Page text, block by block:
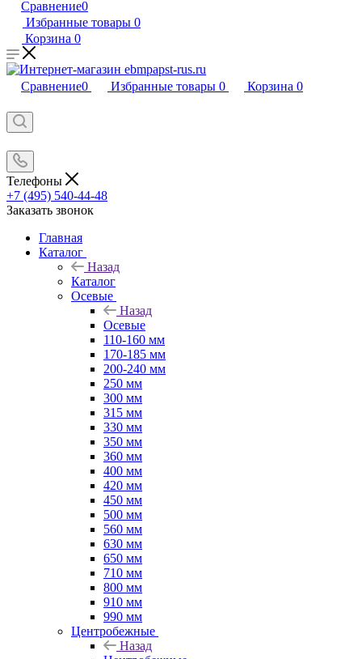
Сравнение0
Избранные товары 0
Корзина 0
Сравнение0 Избранные товары 0 Корзина 0
Телефоны
+7 (495) 540-44-48
Заказать звонок
Главная
Каталог
Назад
Каталог
Осевые
Назад
Осевые
110-160 мм
170-185 мм
200-240 мм
250 мм
300 мм
315 мм
330 мм
350 мм
360 мм
400 мм
420 мм
450 мм
500 мм
560 мм
630 мм
650 мм
710 мм
800 мм
910 мм
990 мм
Центробежные
Назад